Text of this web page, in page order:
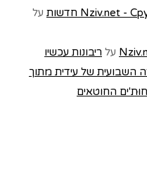
על
על ריבונות עכשיו
השבועית של עידית מתוך
החוטאים